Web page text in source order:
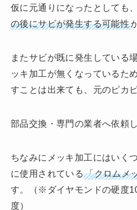
仮に元通りになったとしても
の後にサビが発生する可能性
またサビが既に発生している
ッキ加工が無くなっているた
すことは出来ても、元のピカ
部品交換・専門の業者へ依頼
ちなみにメッキ加工にはいく
に使用されている「クロムメ
す。（※ダイヤモンドの硬度
度）